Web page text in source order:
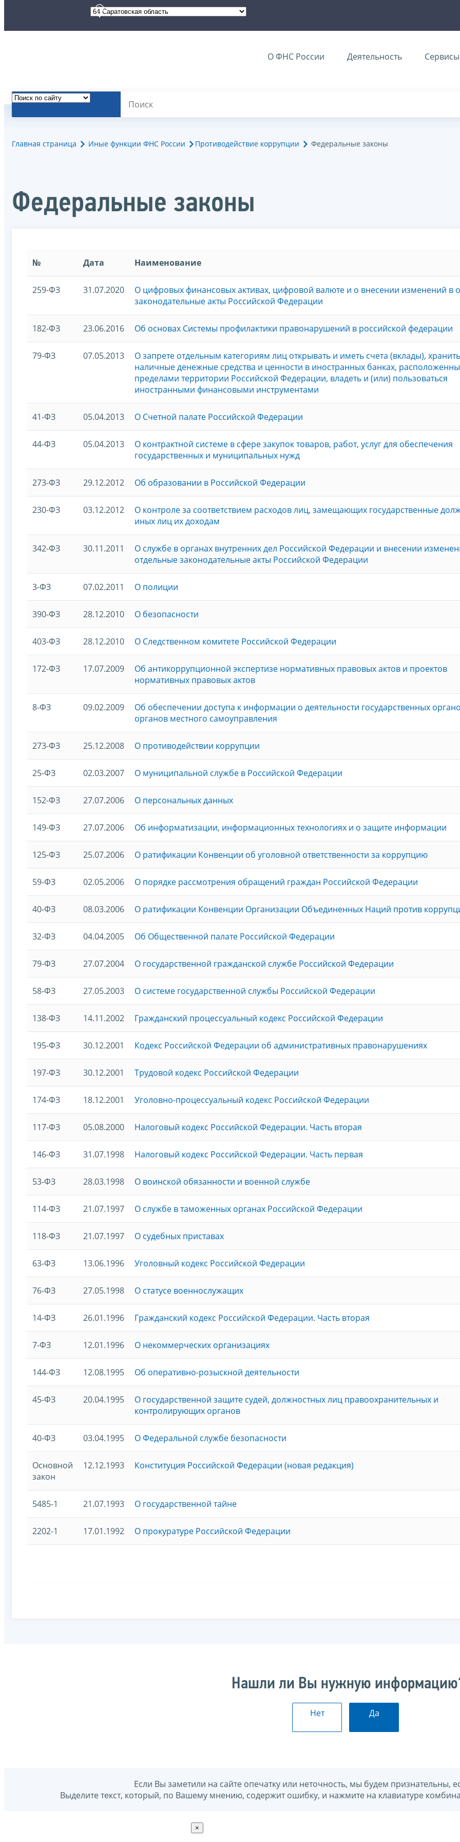
О ФНС России Деятельность Сервисы
Главная страница Иные функции ФНС России Противодействие коррупции Федеральные законы
Федеральные законы
№ Дата Наименование
259-ФЗ 31.07.2020
О цифровых финансовых активах, цифровой валюте и о внесении изменений в
законодательные акты Российской Федерации
182-ФЗ 23.06.2016 Об основах Системы профилактики правонарушений в российской федерации
79-ФЗ 07.05.2013
О запрете отдельным категориям лиц открывать и иметь счета (вклады), хранить
наличные денежные средства и ценности в иностранных банках,
пределами территории Российской Федерации, владеть и (или) пользоваться
иностранными финансовыми инструментами
41-ФЗ 05.04.2013 О Счетной палате Российской Федерации
44-ФЗ 05.04.2013
О контрактной системе в сфере закупок товаров, работ, услуг для обеспечения
государственных и муниципальных нужд
273-ФЗ 29.12.2012 Об образовании в Российской Федерации
230-ФЗ 03.12.2012
О контроле за соответствием расходов лиц, замещающих государственные
иных лиц их доходам
342-ФЗ 30.11.2011
О службе в органах внутренних дел Российской Федерации и внесении
отдельные законодательные акты Российской Федерации
3-ФЗ 07.02.2011 О полиции
390-ФЗ 28.12.2010 О безопасности
403-ФЗ 28.12.2010 О Следственном комитете Российской Федерации
172-ФЗ 17.07.2009
Об антикоррупционной экспертизе нормативных правовых актов и проектов
нормативных правовых актов
8-ФЗ 09.02.2009
Об обеспечении доступа к информации о деятельности государственных
органов местного самоуправления
273-ФЗ 25.12.2008 О противодействии коррупции
25-ФЗ 02.03.2007 О муниципальной службе в Российской Федерации
152-ФЗ 27.07.2006 О персональных данных
149-ФЗ 27.07.2006 Об информатизации, информационных технологиях и о защите информации
125-ФЗ 25.07.2006 О ратификации Конвенции об уголовной ответственности за коррупцию
59-ФЗ 02.05.2006 О порядке рассмотрения обращений граждан Российской Федерации
40-ФЗ 08.03.2006 О ратификации Конвенции Организации Объединенных Наций против
32-ФЗ 04.04.2005 Об Общественной палате Российской Федерации
79-ФЗ 27.07.2004 О государственной гражданской службе Российской Федерации
58-ФЗ 27.05.2003 О системе государственной службы Российской Федерации
138-ФЗ 14.11.2002 Гражданский процессуальный кодекс Российской Федерации
195-ФЗ 30.12.2001 Кодекс Российской Федерации об административных правонарушениях
197-ФЗ 30.12.2001 Трудовой кодекс Российской Федерации
174-ФЗ 18.12.2001 Уголовно-процессуальный кодекс Российской Федерации
117-ФЗ 05.08.2000 Налоговый кодекс Российской Федерации. Часть вторая
146-ФЗ 31.07.1998 Налоговый кодекс Российской Федерации. Часть первая
53-ФЗ 28.03.1998 О воинской обязанности и военной службе
114-ФЗ 21.07.1997 О службе в таможенных органах Российской Федерации
118-ФЗ 21.07.1997 О судебных приставах
63-ФЗ 13.06.1996 Уголовный кодекс Российской Федерации
76-ФЗ 27.05.1998 О статусе военнослужащих
14-ФЗ 26.01.1996 Гражданский кодекс Российской Федерации. Часть вторая
7-ФЗ 12.01.1996 О некоммерческих организациях
144-ФЗ 12.08.1995 Об оперативно-розыскной деятельности
45-ФЗ 20.04.1995
О государственной защите судей, должностных лиц правоохранительных и
контролирующих органов
40-ФЗ 03.04.1995 О Федеральной службе безопасности
Основной
закон
12.12.1993 Конституция Российской Федерации (новая редакция)
5485-1 21.07.1993 О государственной тайне
2202-1 17.01.1992 О прокуратуре Российской Федерации
Нашли ли Вы нужную
Нет Да
Если Вы заметили на сайте опечатку или неточность, мы будем признательны,
Выделите текст, который, по Вашему мнению, содержит ошибку, и нажмите на клавиатуре
×